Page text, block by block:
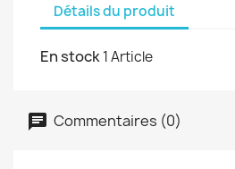
Détails du produit
En stock1 Article
Commentaires (0)